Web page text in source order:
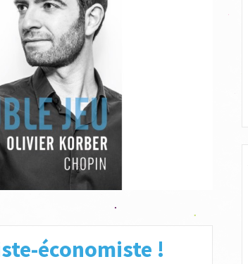
économiste !